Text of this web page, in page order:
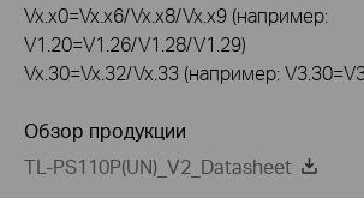
Vx.x0=Vx.x6/Vx.x8/Vx.x9 (например:
V1.20=V1.26/V1.28/V1.29)
Vx.30=Vx.32/Vx.33 (например:
Обзор продукции
TL-PS110P(UN)_V2_Datasheet